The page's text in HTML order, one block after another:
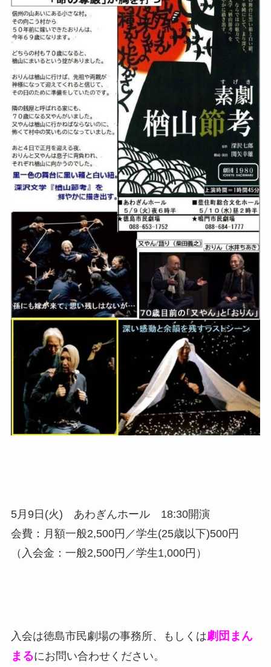
5月9日(火) あわぎんホール 18:30開演
会費：月額一般2,500円／学生(25歳以下)500円
（入会金：一般2,500円／学生1,000円）
入会は徳島市民劇場の事務所、もしくは劇団まん
まるにお問い合わせください。